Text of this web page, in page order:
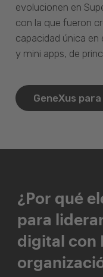
evolucionen en
con la que fueron
capacidad única en
y mini apps, de
GeneXus
¿Por qué
para
digital con